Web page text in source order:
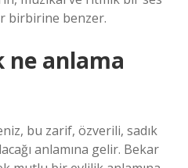
birbirine benzer.
ne anlama
bu zarif, özverili, sadık
anlamına gelir. Bekar